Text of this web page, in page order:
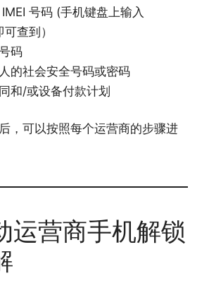
号码 (手机键盘上输入
可查到）
码
的社会安全号码或密码
和/或设备付款计划
，可以按照每个运营商的步骤进
运营商手机解锁